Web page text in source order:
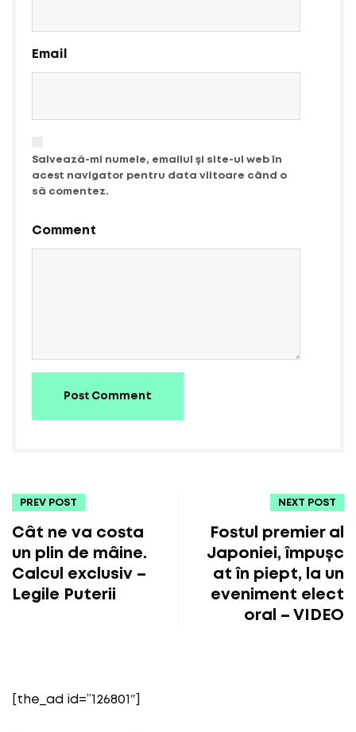
Email
Salvează-mi numele, emailul și site-ul web în
acest navigator pentru data viitoare când o
să comentez.
Comment
Post Comment
PREV POST
Cât ne va costa
un plin de mâine.
Calcul exclusiv –
Legile Puterii
NEXT POST
Fostul premier al
Japoniei, împușc
at în piept, la un
eveniment elect
oral – VIDEO
[the_ad id=”126801″]